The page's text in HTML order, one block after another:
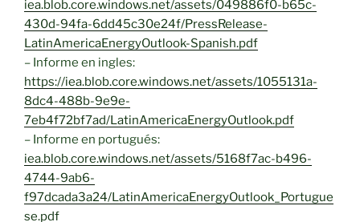
iea.blob.core.windows.net/assets/049886f0-b65c-
430d-94fa-6dd45c30e24f/PressRelease-
LatinAmericaEnergyOutlook-Spanish.pdf
– Informe en ingles:
https://iea.blob.core.windows.net/assets/1055131a-
8dc4-488b-9e9e-
7eb4f72bf7ad/LatinAmericaEnergyOutlook.pdf
– Informe en portugués:
iea.blob.core.windows.net/assets/5168f7ac-b496-
4744-9ab6-
f97dcada3a24/LatinAmericaEnergyOutlook_Portugue
se.pdf